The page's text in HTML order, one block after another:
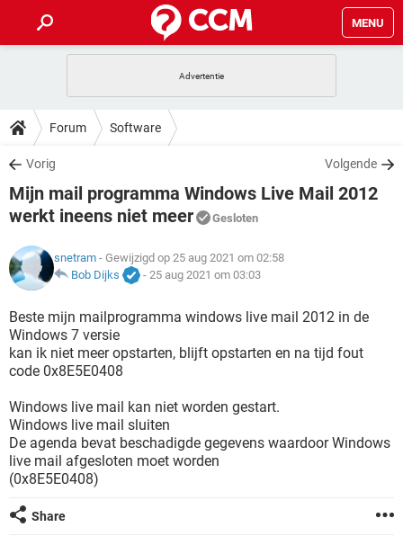
MENU
INSTAGRAM
NETFLIX
GRATIS SNAPCHAT
TIKTOK
HOW-TO
VIDEOBELLEN
NETFLIX
TIKTOK
DOWNLOADS
VIDEOBELLEN GAMES
INSTAGRAM WINDOWS 10
NETFLIX CORONAVIRUS
GRATIS
TIKTOK
FORUM
INSTAGRAM WINDOWS 10
GRATIS
TIKTOK
ARTIKELEN
VIDEOBELLEN
INSTAGRAM WINDOWS 10
NETFLIX CORONAVIRUS
GRATIS
TIKTOK
Forum Software
Vorig Volgende
Mijn mail programma Windows Live Mail 2012
werkt ineens niet meer
Gesloten
snetram - Gewijzigd op 25 aug 2021 om 02:58
Bob Dijks
- 25 aug 2021 om 03:03
Beste mijn mailprogramma windows live mail 2012 in de
Windows 7 versie
kan ik niet meer opstarten, blijft opstarten en na tijd fout
code 0x8E5E0408
Windows live mail kan niet worden gestart.
Windows live mail sluiten
De agenda bevat beschadigde gegevens waardoor Windows
live mail afgesloten moet worden
(0x8E5E0408)
Share